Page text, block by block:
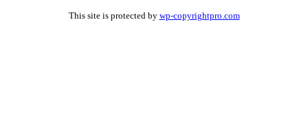
This site is protected by wp-copyrightpro.com